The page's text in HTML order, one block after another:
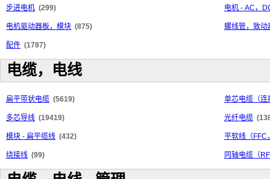
步进电机 (299) 电机 - AC，
电机驱动器板，模块 (875) 螺线管，致动
配件 (1787)
电缆，电线
扁平带状电缆 (5619) 单芯电缆（连
多芯导线 (19419) 光纤电缆
模块 - 扁平缆线 (432) 平软线（FFC
绕接线 (99) 同轴电缆（